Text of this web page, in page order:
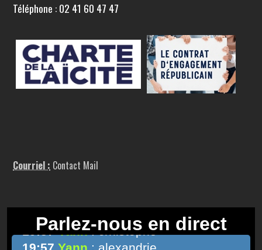
Téléphone : 02 41 60 47 47
Courriel : Contact Mail